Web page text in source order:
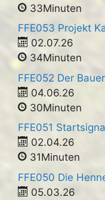
33Minuten
FFE053 Projekt
02.07.26
34Minuten
FFE052 Der
04.06.26
30Minuten
FFE051
02.04.26
31Minuten
FFE050 Die
05.03.26